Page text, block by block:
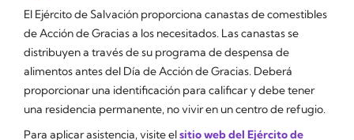
El Ejército de Salvación proporciona canastas de comestibles
de Acción de Gracias a los necesitados. Las canastas se
distribuyen a través de su programa de despensa de
alimentos antes del Día de Acción de Gracias. Deberá
proporcionar una identificación para calificar y debe tener
una residencia permanente, no vivir en un centro de refugio.
Para aplicar asistencia, visite elsitio web del Ejército de